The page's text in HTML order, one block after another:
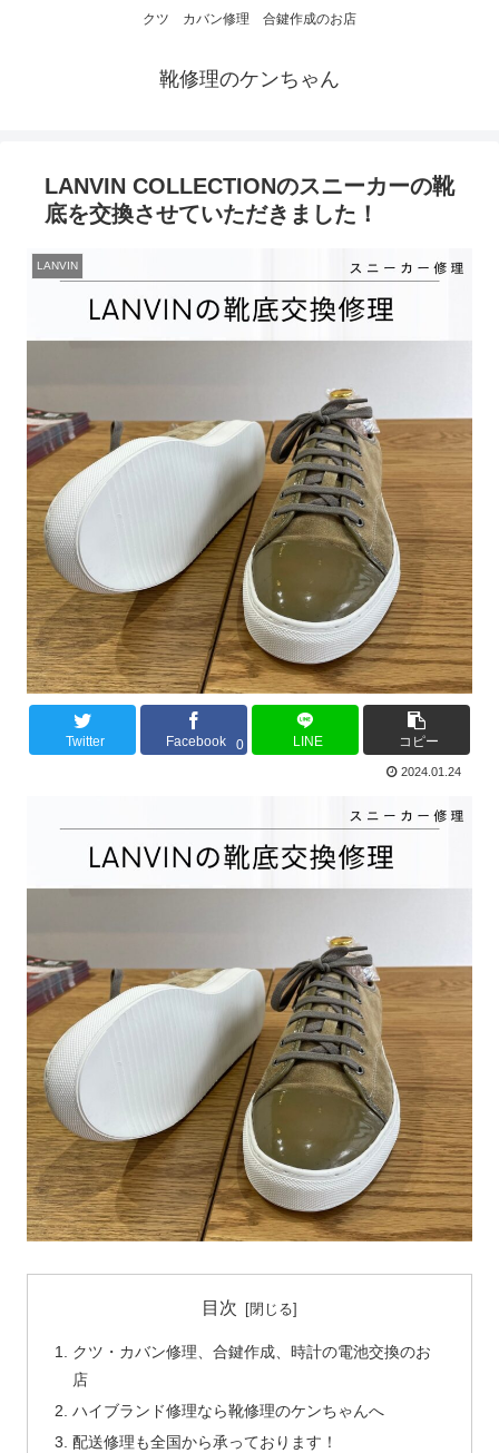
クツ カバン修理 合鍵作成のお店
靴修理のケンちゃん
LANVIN COLLECTIONのスニーカーの靴
底を交換させていただきました！
LANVIN
Twitter Facebook 0 LINE コピー
2024.01.24
目次
クツ・カバン修理、合鍵作成、時計の電池交換のお
店
ハイブランド修理なら靴修理のケンちゃんへ
配送修理も全国から承っております！